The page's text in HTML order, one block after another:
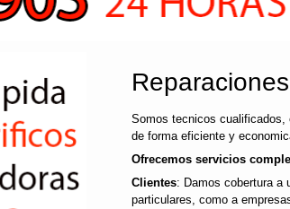
Somos tecnicos cualificados,
de forma eficiente y
Ofrecemos servicios
Clientes: Damos cobertura a
particulares, como a